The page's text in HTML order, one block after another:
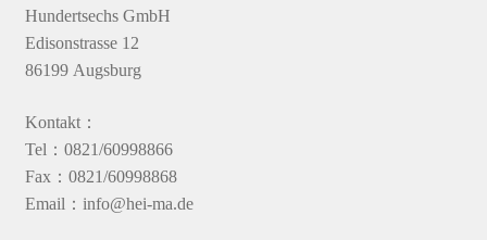
Hundertsechs GmbH
Edisonstrasse 12
86199 Augsburg
Kontakt：
Tel：0821/60998866
Fax：0821/60998868
Email：info@hei-ma.de